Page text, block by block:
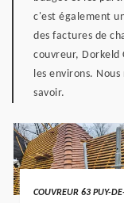
c'est également
des factures de
couvreur, Dorkeld
les environs.
savoir.
COUVREUR 63 PUY-